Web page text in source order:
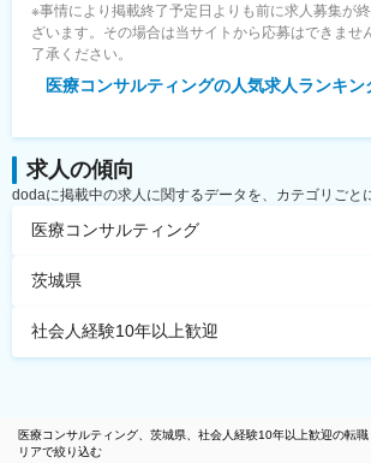
※事情により掲載終了予定日よりも前に求人募集が
ざいます。その場合は当サイトから応募はできませ
了承ください。
医療コンサルティングの人気求人ランキン
求人の傾向
dodaに掲載中の求人に関するデータを、カテゴリごと
医療コンサルティング
茨城県
社会人経験10年以上歓迎
医療コンサルティング、茨城県、社会人経験10年以上歓迎の転
リアで絞り込む